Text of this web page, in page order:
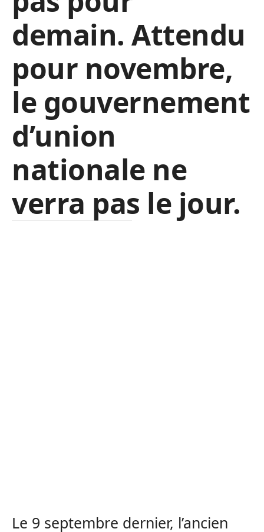
demain. Attendu
pour novembre,
le gouvernement
d’union
nationale ne
verra pas le jour.
Le 9 septembre dernier, l’ancien